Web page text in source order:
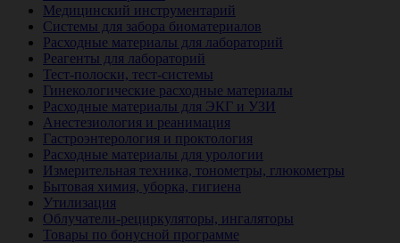
Медицинский инструментарий
Системы для забора биоматериалов
Расходные материалы для лабораторий
Реагенты для лабораторий
Тест-полоски, тест-системы
Гинекологические расходные материалы
Расходные материалы для ЭКГ и УЗИ
Анестезиология и реанимация
Гастроэнтерология и проктология
Расходные материалы для урологии
Измерительная техника, тонометры, глюкометры
Бытовая химия, уборка, гигиена
Утилизация
Облучатели-рециркуляторы, ингаляторы
Товары по бонусной программе